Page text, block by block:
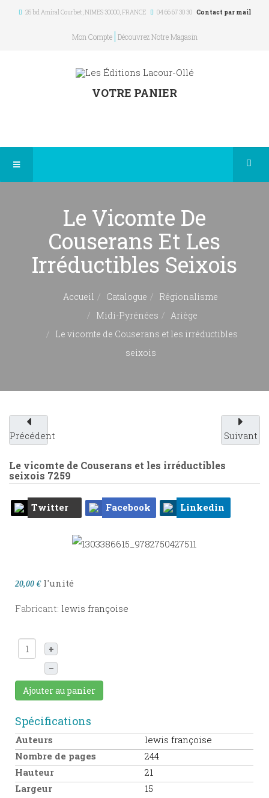
25 bd Amiral Courbet, NIMES 30000,FRANCE 04 66 67 30 30 Contact par mail
Mon Compte Découvrez Notre Magasin
VOTRE PANIER
Le Vicomte De
Couserans Et Les
Irréductibles Seixois
Accueil Catalogue
Régionalisme
Midi-Pyrénées
Ariège
Le vicomte de Couserans et les irréductibles
seixois
Précédent Suivant
Le vicomte de Couserans et les irréductibles
seixois 7259
Twitter Facebook Linkedin
20,00 € l'unité
Fabricant: lewis françoise
+
–
Ajouter au panier
Spécifications
Auteurs
lewis françoise
Nombre de pages
244
Hauteur
21
Largeur
15